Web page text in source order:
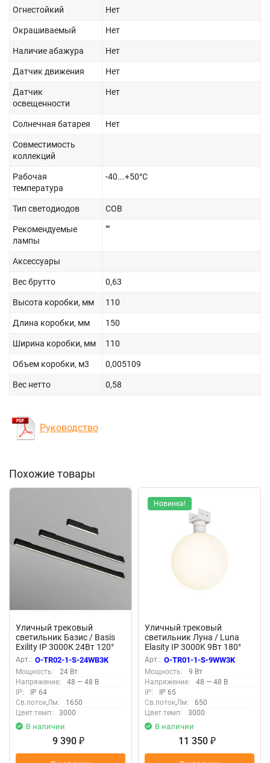
Огнестойкий Нет
Окрашиваемый Нет
Наличие абажура Нет
Датчик движения Нет
Датчик
освещенности
Нет
Солнечная батарея Нет
Совместимость
коллекций
Рабочая
температура
-40...+50°C
Тип светодиодов COB
Рекомендуемые
лампы
""
Аксессуары
Вес брутто 0,63
Высота коробки, мм 110
Длина коробки, мм 150
Ширина коробки, мм 110
Объем коробки, м3 0,005109
Вес нетто 0,58
Руководство
Похожие товары
Уличный трековый
светильник Базис / Basis
Exility IP 3000К 24Вт 120°
черный (Черный) O-TR02-1-
S-24WB3K
Арт.: O-TR02-1-S-24WB3K
Мощность:
24 Вт
Напряжение:
48 — 48 В
IP:
IP 64
Св.поток,Лм:
1650
Цвет.темп:
3000
В наличии
9 390 ₽
Новинка!
Уличный трековый
светильник Луна / Luna
Elasity IP 3000K 9Вт 180°
белый (Белый) O-TR01-1-S-
9WW3K
Арт.: O-TR01-1-S-9WW3K
Мощность:
9 Вт
Напряжение:
48 — 48 В
IP:
IP 65
Св.поток,Лм:
650
Цвет.темп:
3000
В наличии
11 350 ₽